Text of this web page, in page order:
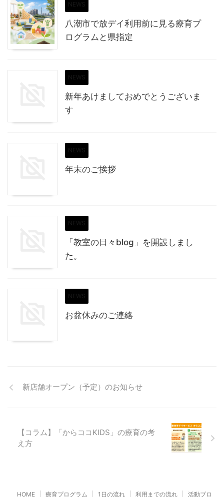
NEWS
八潮市で放デイ利用前に見る療育プ
ログラムと県指定
NEWS
新年あけましておめでとうございま
す
NEWS
年末のご挨拶
NEWS
「教室の日々blog」を開設しまし
た。
NEWS
お盆休みのご連絡
新店舗オープン（予定）のお知らせ
【コラム】「からココKIDS」の療育の考
え方
HOME 療育プログラム 1日の流れ 利用までの流れ 活動ブロ